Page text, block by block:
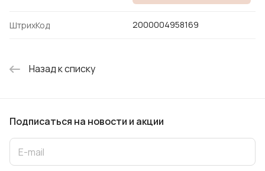
ШтрихКод 2000004958169
Назад к списку
Подписаться на новости и акции